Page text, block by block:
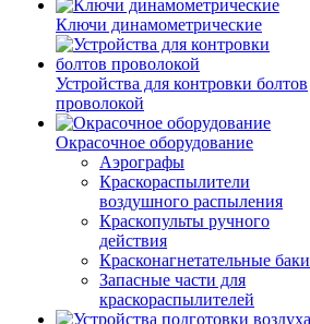
Ключи динамометрические
Устройства для контровки болтов
проволокой
Окрасочное оборудование
Аэрографы
Краскораспылители
воздушного распыления
Краскопульты ручного
действия
Красконагнетательные баки
Запасные части для
краскораспылителей